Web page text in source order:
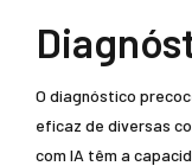
O diagnóstico
eficaz de diversas
com IA têm a